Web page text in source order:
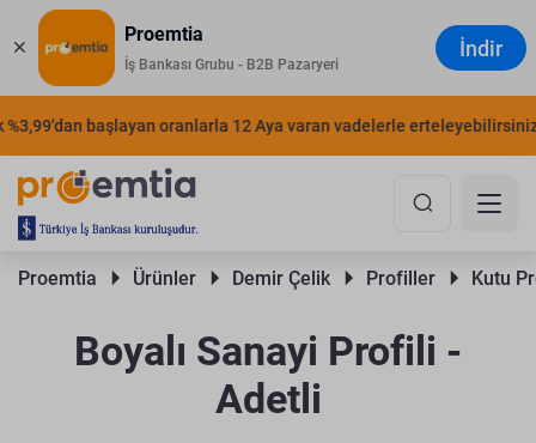
Proemtia
İş Bankası Grubu - B2B Pazaryeri
İndir
başlayan oranlarla 12 Aya varan vadelerle erteleyebilirsiniz.
Proemtia Ürünler Demir Çelik Profiller Kutu
Boyalı Sanayi Profili -
Adetli